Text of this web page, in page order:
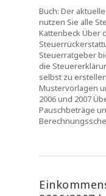
Buch: Der
nutzen Sie alle
Kattenbeck Über
Steuerratgeber
die
selbst zu
Mustervorlagen
2006 und 2007
Pauschbeträge